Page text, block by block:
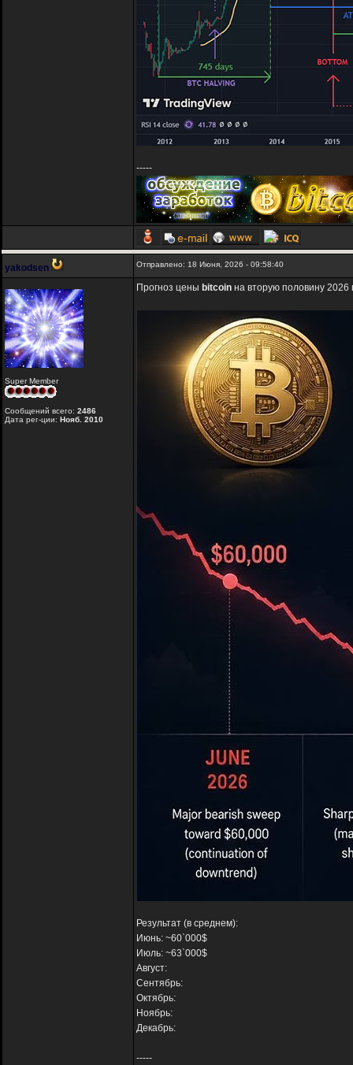
-----
yakodsen Отправлено: 18 Июня, 2026 - 09:58:40
Super Member
Сообщений всего: 2486
Дата рег-ции: Нояб. 2010
Прогноз цены bitcoin на вторую половину 2026
Результат (в среднем):
Июнь: ~60`000$
Июль: ~63`000$
Август:
Сентябрь:
Октябрь:
Ноябрь:
Декабрь:
-----